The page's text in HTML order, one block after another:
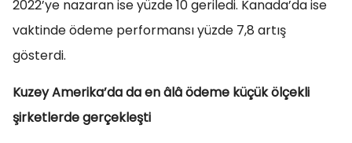
2022’ye nazaran ise yüzde 10 geriledi. Kanada’da ise
vaktinde ödeme performansı yüzde 7,8 artış
gösterdi.
Kuzey Amerika’da da en âlâ ödeme küçük ölçekli
şirketlerde gerçekleşti